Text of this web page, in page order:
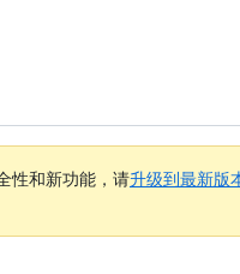
性和新功能，请升级到最新版